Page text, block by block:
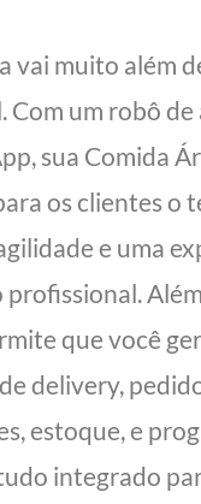
vai muito além
Com um robô
sua Comida
os clientes o
e uma
Além
que você
delivery,
estoque, e
integrado